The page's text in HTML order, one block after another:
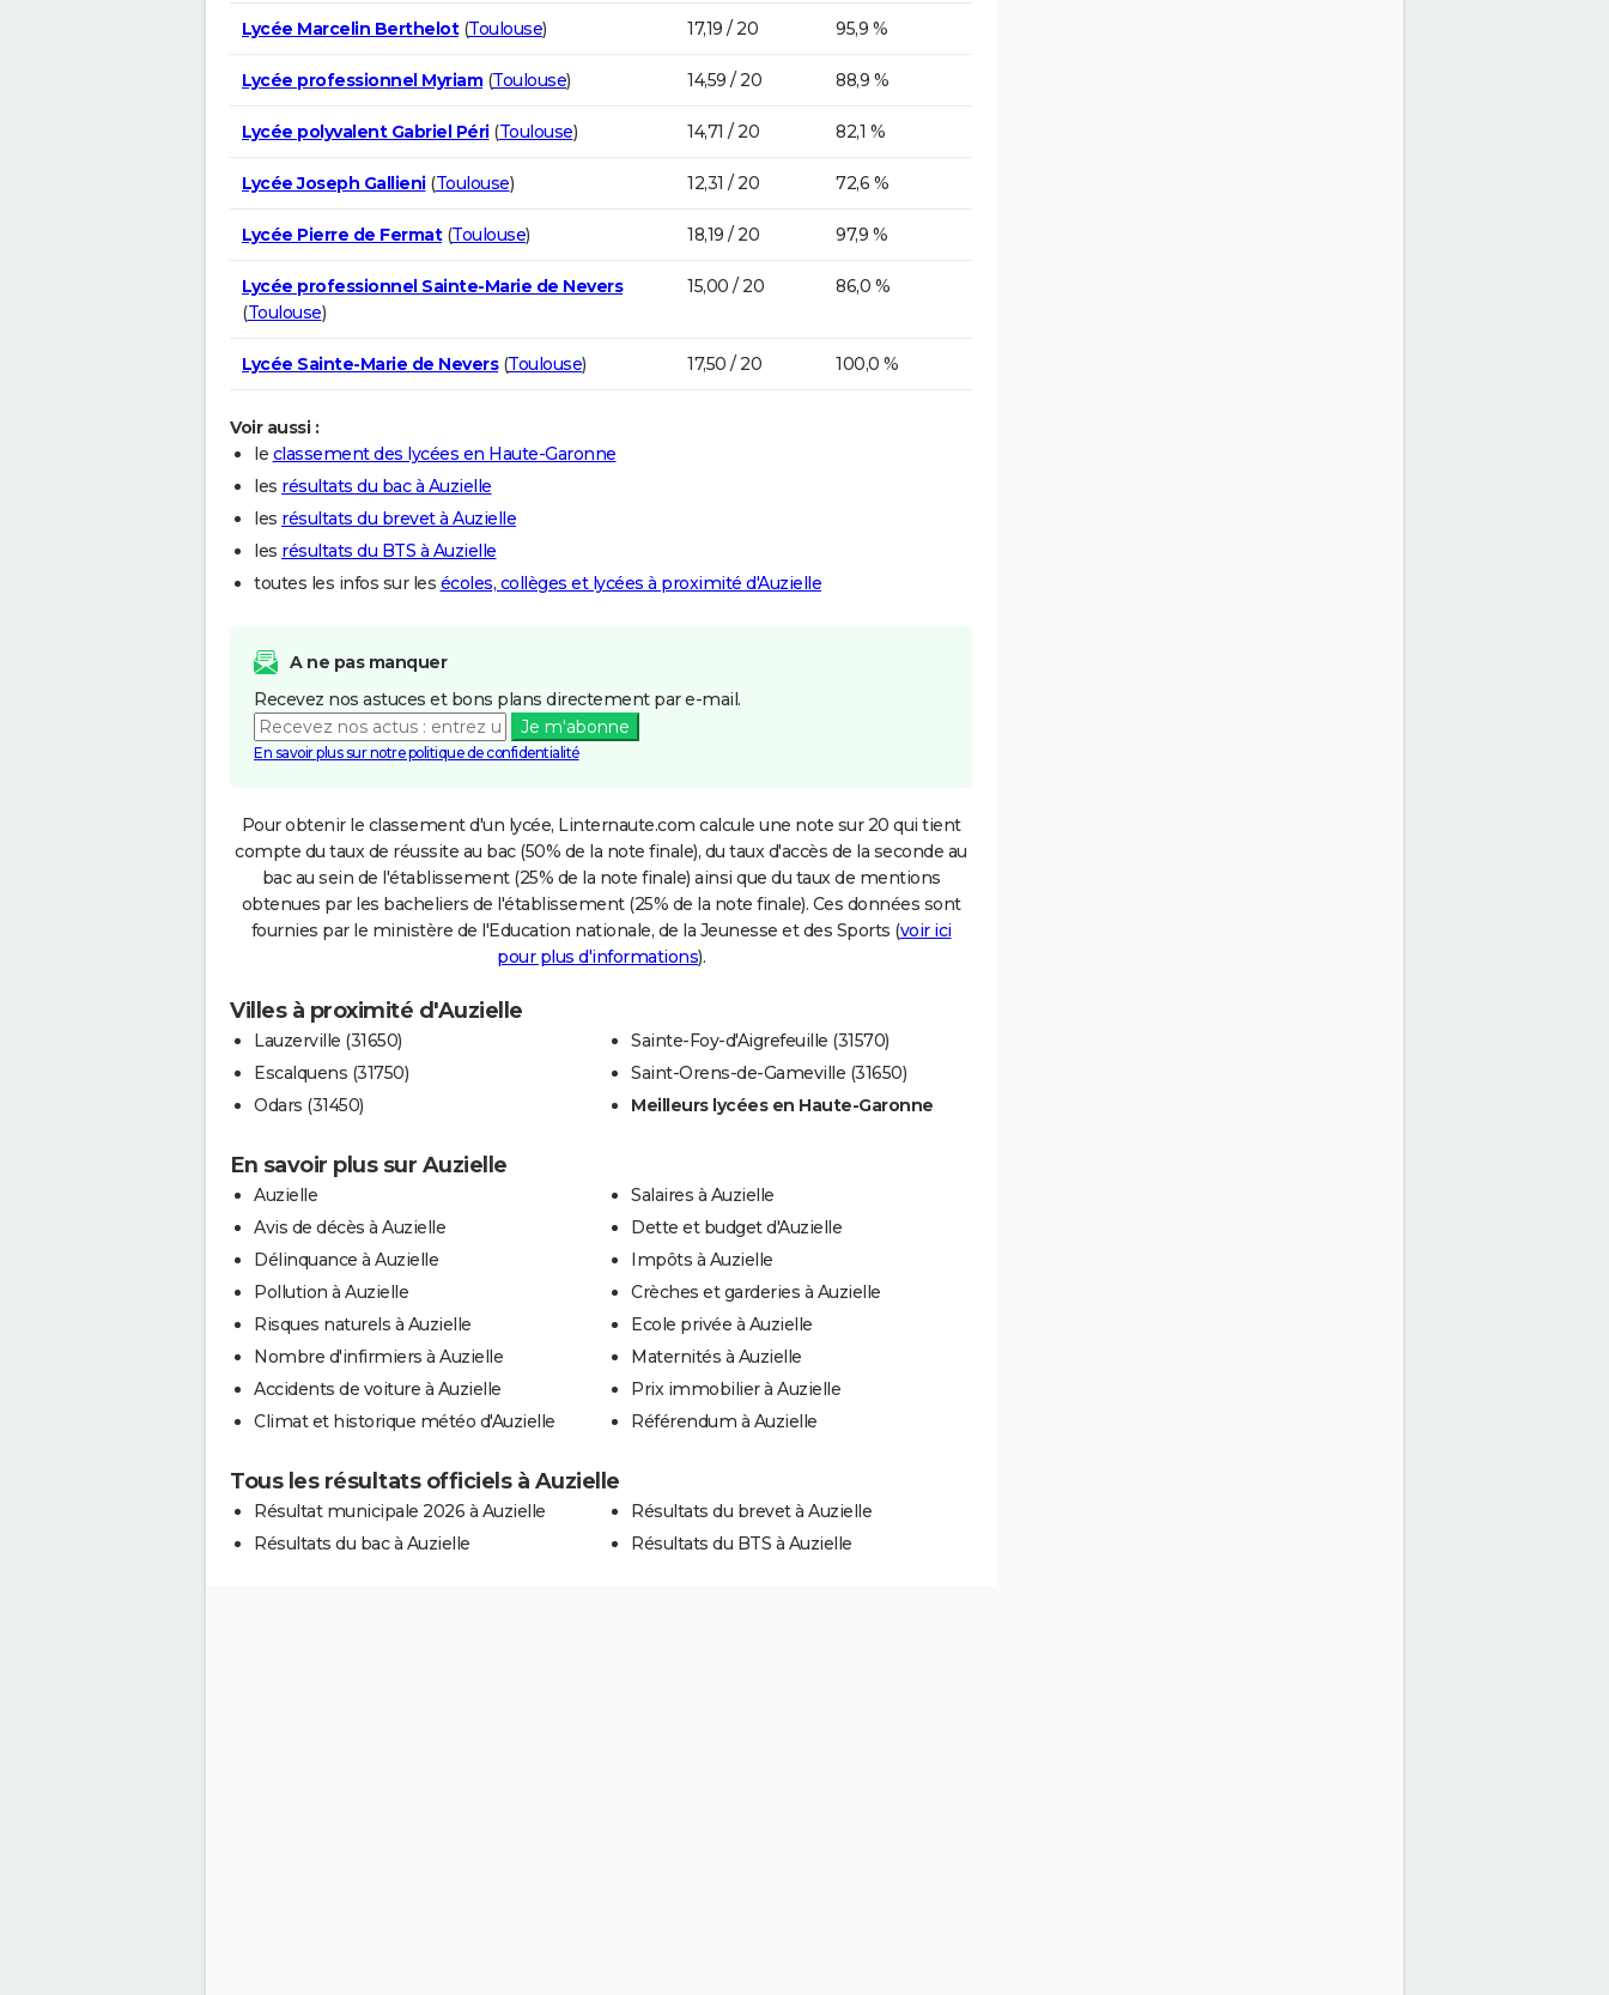
Lycée Marcelin Berthelot(Toulouse) 17,19 / 20 95,9 %
Lycée professionnel Myriam(Toulouse) 14,59 / 20 88,9 %
Lycée polyvalent Gabriel Péri(Toulouse) 14,71 / 20 82,1 %
Lycée Joseph Gallieni(Toulouse) 12,31 / 20 72,6 %
Lycée Pierre de Fermat(Toulouse) 18,19 / 20 97,9 %
Lycée professionnel Sainte-Marie de Nevers
(Toulouse)
15,00 / 20 86,0 %
Lycée Sainte-Marie de Nevers(Toulouse) 17,50 / 20 100,0 %
Voir aussi :
le classement des lycées en Haute-Garonne
les résultats du bac à Auzielle
les résultats du brevet à Auzielle
les résultats du BTS à Auzielle
toutes les infos sur les écoles, collèges et lycées à proximité d'Auzielle
A ne pas manquer
Recevez nos astuces et bons plans directement par e-mail.
Je m'abonne
En savoir plus sur notre politique de confidentialité
Pour obtenir le classement d'un lycée, Linternaute.com calcule une note sur 20 qui tient
compte du taux de réussite au bac (50% de la note finale), du taux d'accès de la seconde au
bac au sein de l'établissement (25% de la note finale) ainsi que du taux de mentions
obtenues par les bacheliers de l'établissement (25% de la note finale). Ces données sont
fournies par le ministère de l'Education nationale, de la Jeunesse et des Sports (voir ici
pour plus d'informations).
Villes à proximité d'Auzielle
Lauzerville (31650)
Escalquens (31750)
Odars (31450)
Sainte-Foy-d'Aigrefeuille (31570)
Saint-Orens-de-Gameville (31650)
Meilleurs lycées en Haute-Garonne
En savoir plus sur Auzielle
Auzielle
Avis de décès à Auzielle
Délinquance à Auzielle
Pollution à Auzielle
Risques naturels à Auzielle
Nombre d'infirmiers à Auzielle
Accidents de voiture à Auzielle
Climat et historique météo d'Auzielle
Salaires à Auzielle
Dette et budget d'Auzielle
Impôts à Auzielle
Crèches et garderies à Auzielle
Ecole privée à Auzielle
Maternités à Auzielle
Prix immobilier à Auzielle
Référendum à Auzielle
Tous les résultats officiels à Auzielle
Résultat municipale 2026 à Auzielle
Résultats du bac à Auzielle
Résultats du brevet à Auzielle
Résultats du BTS à Auzielle